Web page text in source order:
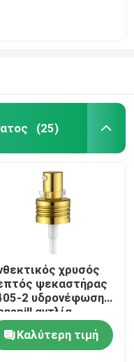
(25)
χρυσός
ψεκαστήρας
2 υδρονέφωσης
αντλία
Καλύτερη τιμή